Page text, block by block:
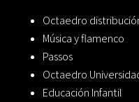
Octaedro
Música y flamenco
Passos
Octaedro
Educación Infantil